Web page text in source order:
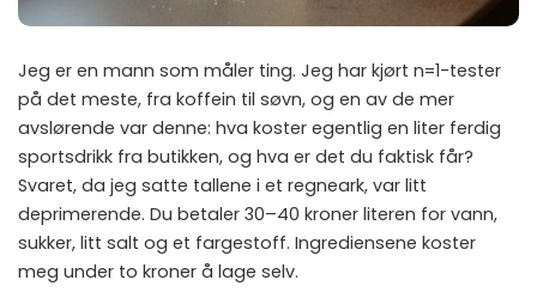
Jeg er en mann som måler ting. Jeg har kjørt n=1-tester
på det meste, fra koffein til søvn, og en av de mer
avslørende var denne: hva koster egentlig en liter ferdig
sportsdrikk fra butikken, og hva er det du faktisk får?
Svaret, da jeg satte tallene i et regneark, var litt
deprimerende. Du betaler 30–40 kroner literen for vann,
sukker, litt salt og et fargestoff. Ingrediensene koster
meg under to kroner å lage selv.